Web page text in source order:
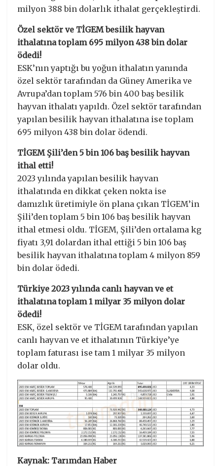
milyon 388 bin dolarlık ithalat gerçekleştirdi.
Özel sektör ve TİGEM besilik hayvan
ithalatına toplam 695 milyon 438 bin dolar
ödedi!
ESK’nın yaptığı bu yoğun ithalatın yanında
özel sektör tarafından da Güney Amerika ve
Avrupa’dan toplam 576 bin 400 baş besilik
hayvan ithalatı yapıldı. Özel sektör tarafından
yapılan besilik hayvan ithalatına ise toplam
695 milyon 438 bin dolar ödendi.
TİGEM Şili’den 5 bin 106 baş besilik hayvan
ithal etti!
2023 yılında yapılan besilik hayvan
ithalatında en dikkat çeken nokta ise
damızlık üretimiyle ön plana çıkan TİGEM’in
Şili’den toplam 5 bin 106 baş besilik hayvan
ithal etmesi oldu. TİGEM, Şili’den ortalama kg
fiyatı 3,91 dolardan ithal ettiği 5 bin 106 baş
besilik hayvan ithalatına toplam 4 milyon 859
bin dolar ödedi.
Türkiye 2023 yılında canlı hayvan ve et
ithalatına toplam 1 milyar 35 milyon dolar
ödedi!
ESK, özel sektör ve TİGEM tarafından yapılan
canlı hayvan ve et ithalatının Türkiye’ye
toplam faturası ise tam 1 milyar 35 milyon
dolar oldu.
Kaynak: Tarımdan Haber